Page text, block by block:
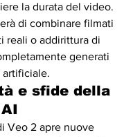
la durata del video.
di combinare filmati
reali o addirittura di
generati
e sfide della
Veo 2 apre nuove